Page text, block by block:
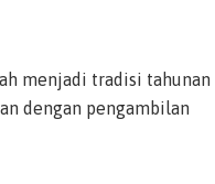
menjadi tradisi tahunan
dengan pengambilan